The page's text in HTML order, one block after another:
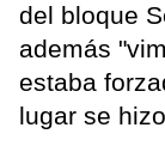
del bloque
además
estaba
lugar se